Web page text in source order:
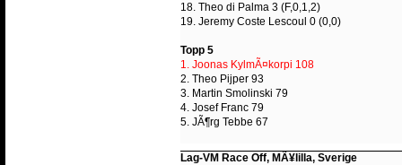
18. Theo di Palma 3 (F,0,1,2)
19. Jeremy Coste Lescoul 0 (0,0)
Topp 5
1. Joonas KylmÃ¤korpi 108
2. Theo Pijper 93
3. Martin Smolinski 79
4. Josef Franc 79
5. JÃ¶rg Tebbe 67
Lag-VM Race Off, MÃ¥lilla, Sverige